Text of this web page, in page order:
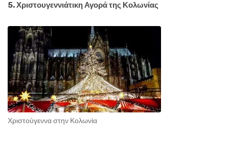
5. Χριστουγεννιάτικη Αγορά της Κολωνίας
Χριστούγεννα στην Κολωνία